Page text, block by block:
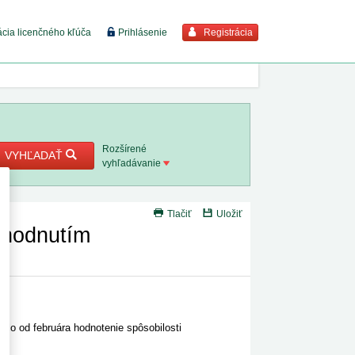
licenčného kľúča Prihlásenie Registrácia
viac
8. 2026
8.
8.
8. 2026
VYHĽADAŤ
Rozšírené
vyhľadávanie
Tlačiť
Uložiť
od februára hodnotenie spôsobilosti